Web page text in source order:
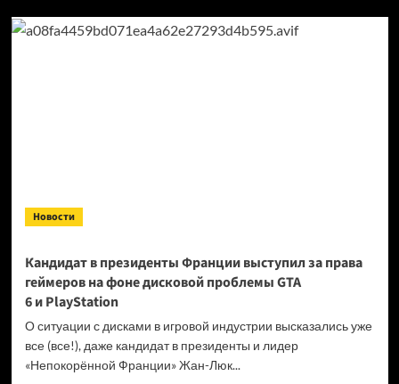
Продажи
Cyberpunk
Новости
Кандидат в президенты Франции выступил за права
геймеров на фоне дисковой проблемы GTA
6 и PlayStation
О ситуации с дисками в игровой индустрии высказались уже
все (все!), даже кандидат в президенты и лидер
«Непокорённой Франции» Жан-Люк...